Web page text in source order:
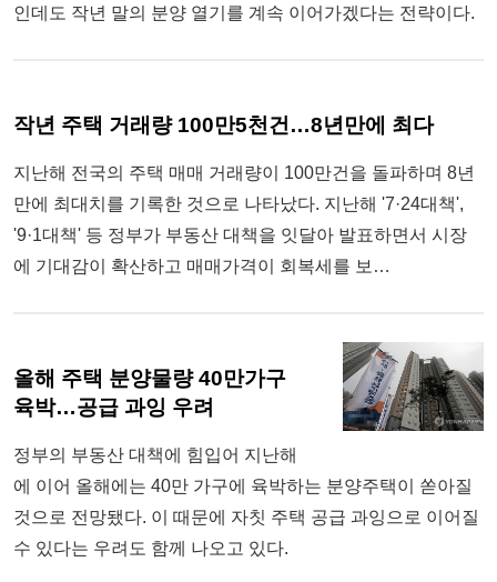
인데도 작년 말의 분양 열기를 계속 이어가겠다는 전략이다.
작년 주택 거래량 100만5천건…8년만에 최다
지난해 전국의 주택 매매 거래량이 100만건을 돌파하며 8년
만에 최대치를 기록한 것으로 나타났다. 지난해 '7·24대책',
'9·1대책' 등 정부가 부동산 대책을 잇달아 발표하면서 시장
에 기대감이 확산하고 매매가격이 회복세를 보…
올해 주택 분양물량 40만가구
육박…공급 과잉 우려
정부의 부동산 대책에 힘입어 지난해
에 이어 올해에는 40만 가구에 육박하는 분양주택이 쏟아질
것으로 전망됐다. 이 때문에 자칫 주택 공급 과잉으로 이어질
수 있다는 우려도 함께 나오고 있다.